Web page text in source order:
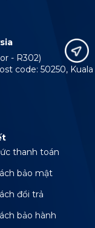
- R302)
code: 50250, Kuala
thanh toán
bảo mật
đổi trả
bảo hành